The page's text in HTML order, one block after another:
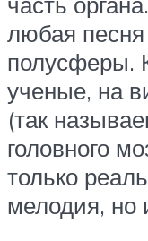
любая песня
полусферы.
ученые, на
(так
головного
только
мелодия, но